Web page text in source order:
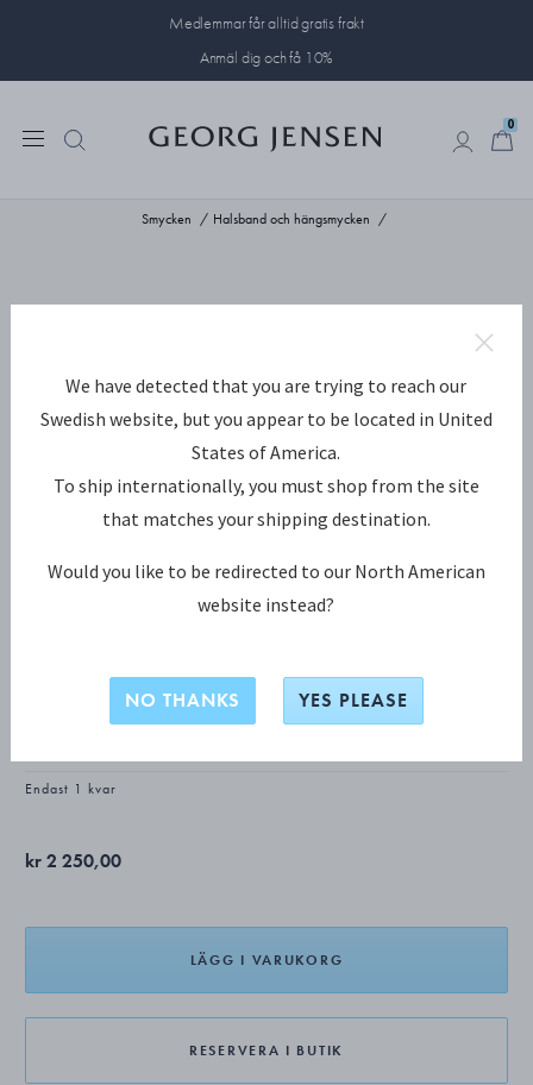
Medlemmar får alltid gratis frakt
Anmäl dig och få 10%
0
Smycken Halsband och hängsmycken
Heart 2026 hänge
Endast 1 kvar
kr 2 250,00
LÄGG I VARUKORG
RESERVERA I BUTIK
We have detected that you are trying to reach our
Swedish website, but you appear to be located in United
States of America.
To ship internationally, you must shop from the site
that matches your shipping destination.
Would you like to be redirected to our North American
website instead?
NO THANKS YES PLEASE